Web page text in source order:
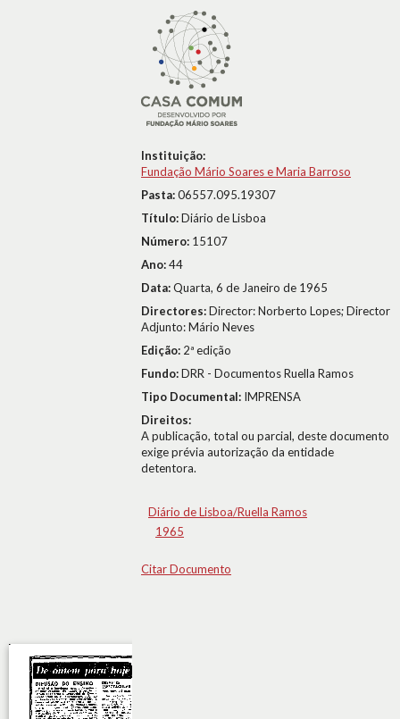
Instituição:
Fundação Mário Soares e Maria Barroso
Pasta:06557.095.19307
Título:Diário de Lisboa
Número: 15107
Ano:44
Data:Quarta, 6 de Janeiro de 1965
Directores:Director: Norberto Lopes; Director
Adjunto: Mário Neves
Edição: 2ª edição
Fundo:DRR - Documentos Ruella Ramos
Tipo Documental: IMPRENSA
Direitos:
A publicação, total ou parcial, deste documento
exige prévia autorização da entidade
detentora.
Diário de Lisboa/Ruella Ramos
1965
Citar Documento